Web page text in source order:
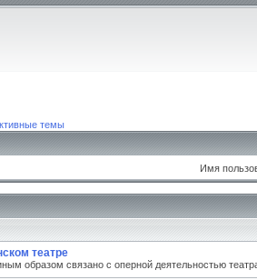
темы
Имя
театре
образом связано с оперной деятельностью